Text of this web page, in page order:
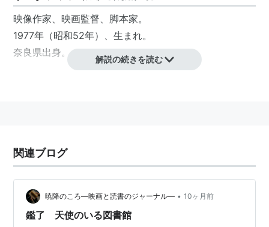
映像作家、映画監督、 脚本家。
1977年（昭和52年）、生まれ。
奈良県出身。
解説の続きを読む
関連ブログ
暁降のころ―映画と読書のジャーナル― • 10ヶ月前
鑑了 天使のいる図書館